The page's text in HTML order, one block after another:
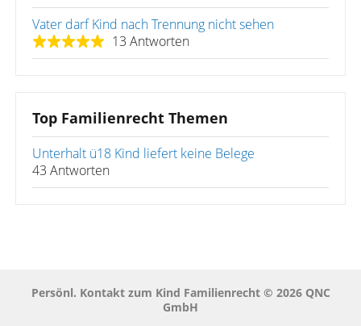
Vater darf Kind nach Trennung nicht sehen
13 Antworten
Top Familienrecht Themen
Unterhalt ü18 Kind liefert keine Belege
43 Antworten
Persönl. Kontakt zum Kind Familienrecht © 2026 QNC
GmbH